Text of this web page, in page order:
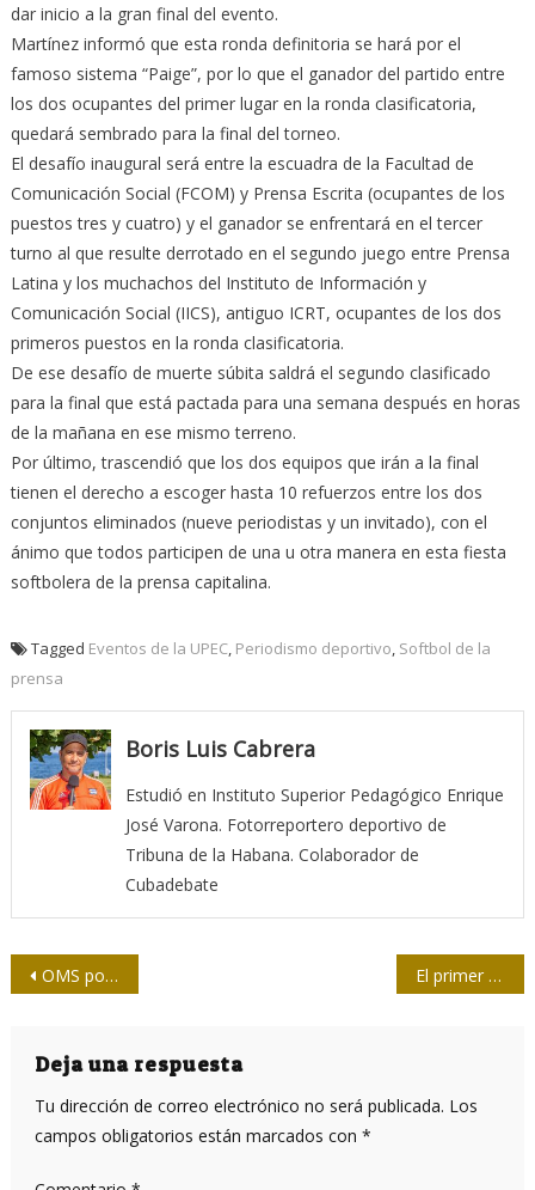
dar inicio a la gran final del evento.
Martínez informó que esta ronda definitoria se hará por el
famoso sistema “Paige”, por lo que el ganador del partido entre
los dos ocupantes del primer lugar en la ronda clasificatoria,
quedará sembrado para la final del torneo.
El desafío inaugural será entre la escuadra de la Facultad de
Comunicación Social (FCOM) y Prensa Escrita (ocupantes de los
puestos tres y cuatro) y el ganador se enfrentará en el tercer
turno al que resulte derrotado en el segundo juego entre Prensa
Latina y los muchachos del Instituto de Información y
Comunicación Social (IICS), antiguo ICRT, ocupantes de los dos
primeros puestos en la ronda clasificatoria.
De ese desafío de muerte súbita saldrá el segundo clasificado
para la final que está pactada para una semana después en horas
de la mañana en ese mismo terreno.
Por último, trascendió que los dos equipos que irán a la final
tienen el derecho a escoger hasta 10 refuerzos entre los dos
conjuntos eliminados (nueve periodistas y un invitado), con el
ánimo que todos participen de una u otra manera en esta fiesta
softbolera de la prensa capitalina.
Tagged Eventos de la UPEC, Periodismo deportivo Softbol de la
prensa
Boris Luis Cabrera
Estudió en Instituto Superior Pedagógico Enrique
José Varona. Fotorreportero deportivo de
Tribuna de la Habana. Colaborador de
Cubadebate
Navegación
entradas
OMS por inmunizar al 70 por ciento de la población mundial contra la Covid-19 en 2022 El primer poema de Guillén al Che
Deja una respuesta
Tu dirección de correo electrónico no será publicada. Los
campos obligatorios están marcados con *